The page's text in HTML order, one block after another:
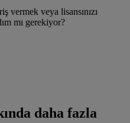
vermek veya lisansınızı
mı gerekiyor?
daha fazla